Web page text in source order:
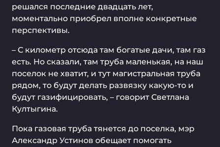
решался последние двадцать лет,
моментально приобрел вполне конкретные
перспективы.
– С километр отсюда там богатые дачи, там газ
есть. Но сказали, там труба маленькая, на наш
поселок не хватит, и тут магистральная труба
рядом, то будут делать развязку какую-то и
будут газифицировать, – говорит Светлана
Култыгина.
Пока газовая труба тянется до поселка, мэр
Александр Устинов обещает помогать